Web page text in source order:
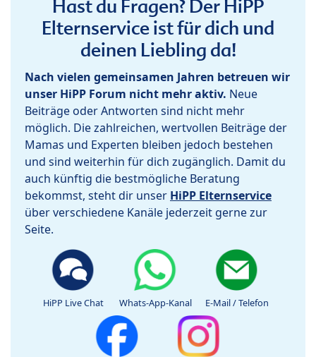
Hast du Fragen? Der HiPP
Elternservice ist für dich und
deinen Liebling da!
Nach vielen gemeinsamen Jahren betreuen wir
unser HiPP Forum nicht mehr aktiv. Neue
Beiträge oder Antworten sind nicht mehr
möglich. Die zahlreichen, wertvollen Beiträge der
Mamas und Experten bleiben jedoch bestehen
und sind weiterhin für dich zugänglich. Damit du
auch künftig die bestmögliche Beratung
bekommst, steht dir unser HiPP Elternservice
über verschiedene Kanäle jederzeit gerne zur
Seite.
HiPP Live Chat Whats-App-Kanal E-Mail / Telefon